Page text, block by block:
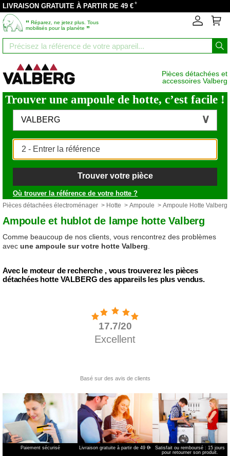
LIVRAISON GRATUITE À PARTIR DE 49 €*
‟ Réparez, ne jetez plus. Tous
mobilisés pour la planète ”
Pièces détachées et
accessoires Valberg
Trouver une ampoule de hotte, c’est facile !
VALBERG
Trouver votre pièce
Où trouver la référence de votre hotte ?
Pièces détachées électroménager > Hotte > Ampoule > Ampoule Hotte Valberg
Ampoule et hublot de lampe hotte Valberg
Comme beaucoup de nos clients, vous rencontrez des problèmes
avec une ampoule sur votre hotte Valberg
Avec le moteur de recherche , vous trouverez les pièces
détachées hotte VALBERG des appareils les plus vendus.
Paiement sécurisé Livraison gratuite à partir de 49 €*
Satisfait ou remboursé : 15 jours
pour retourner son produit.